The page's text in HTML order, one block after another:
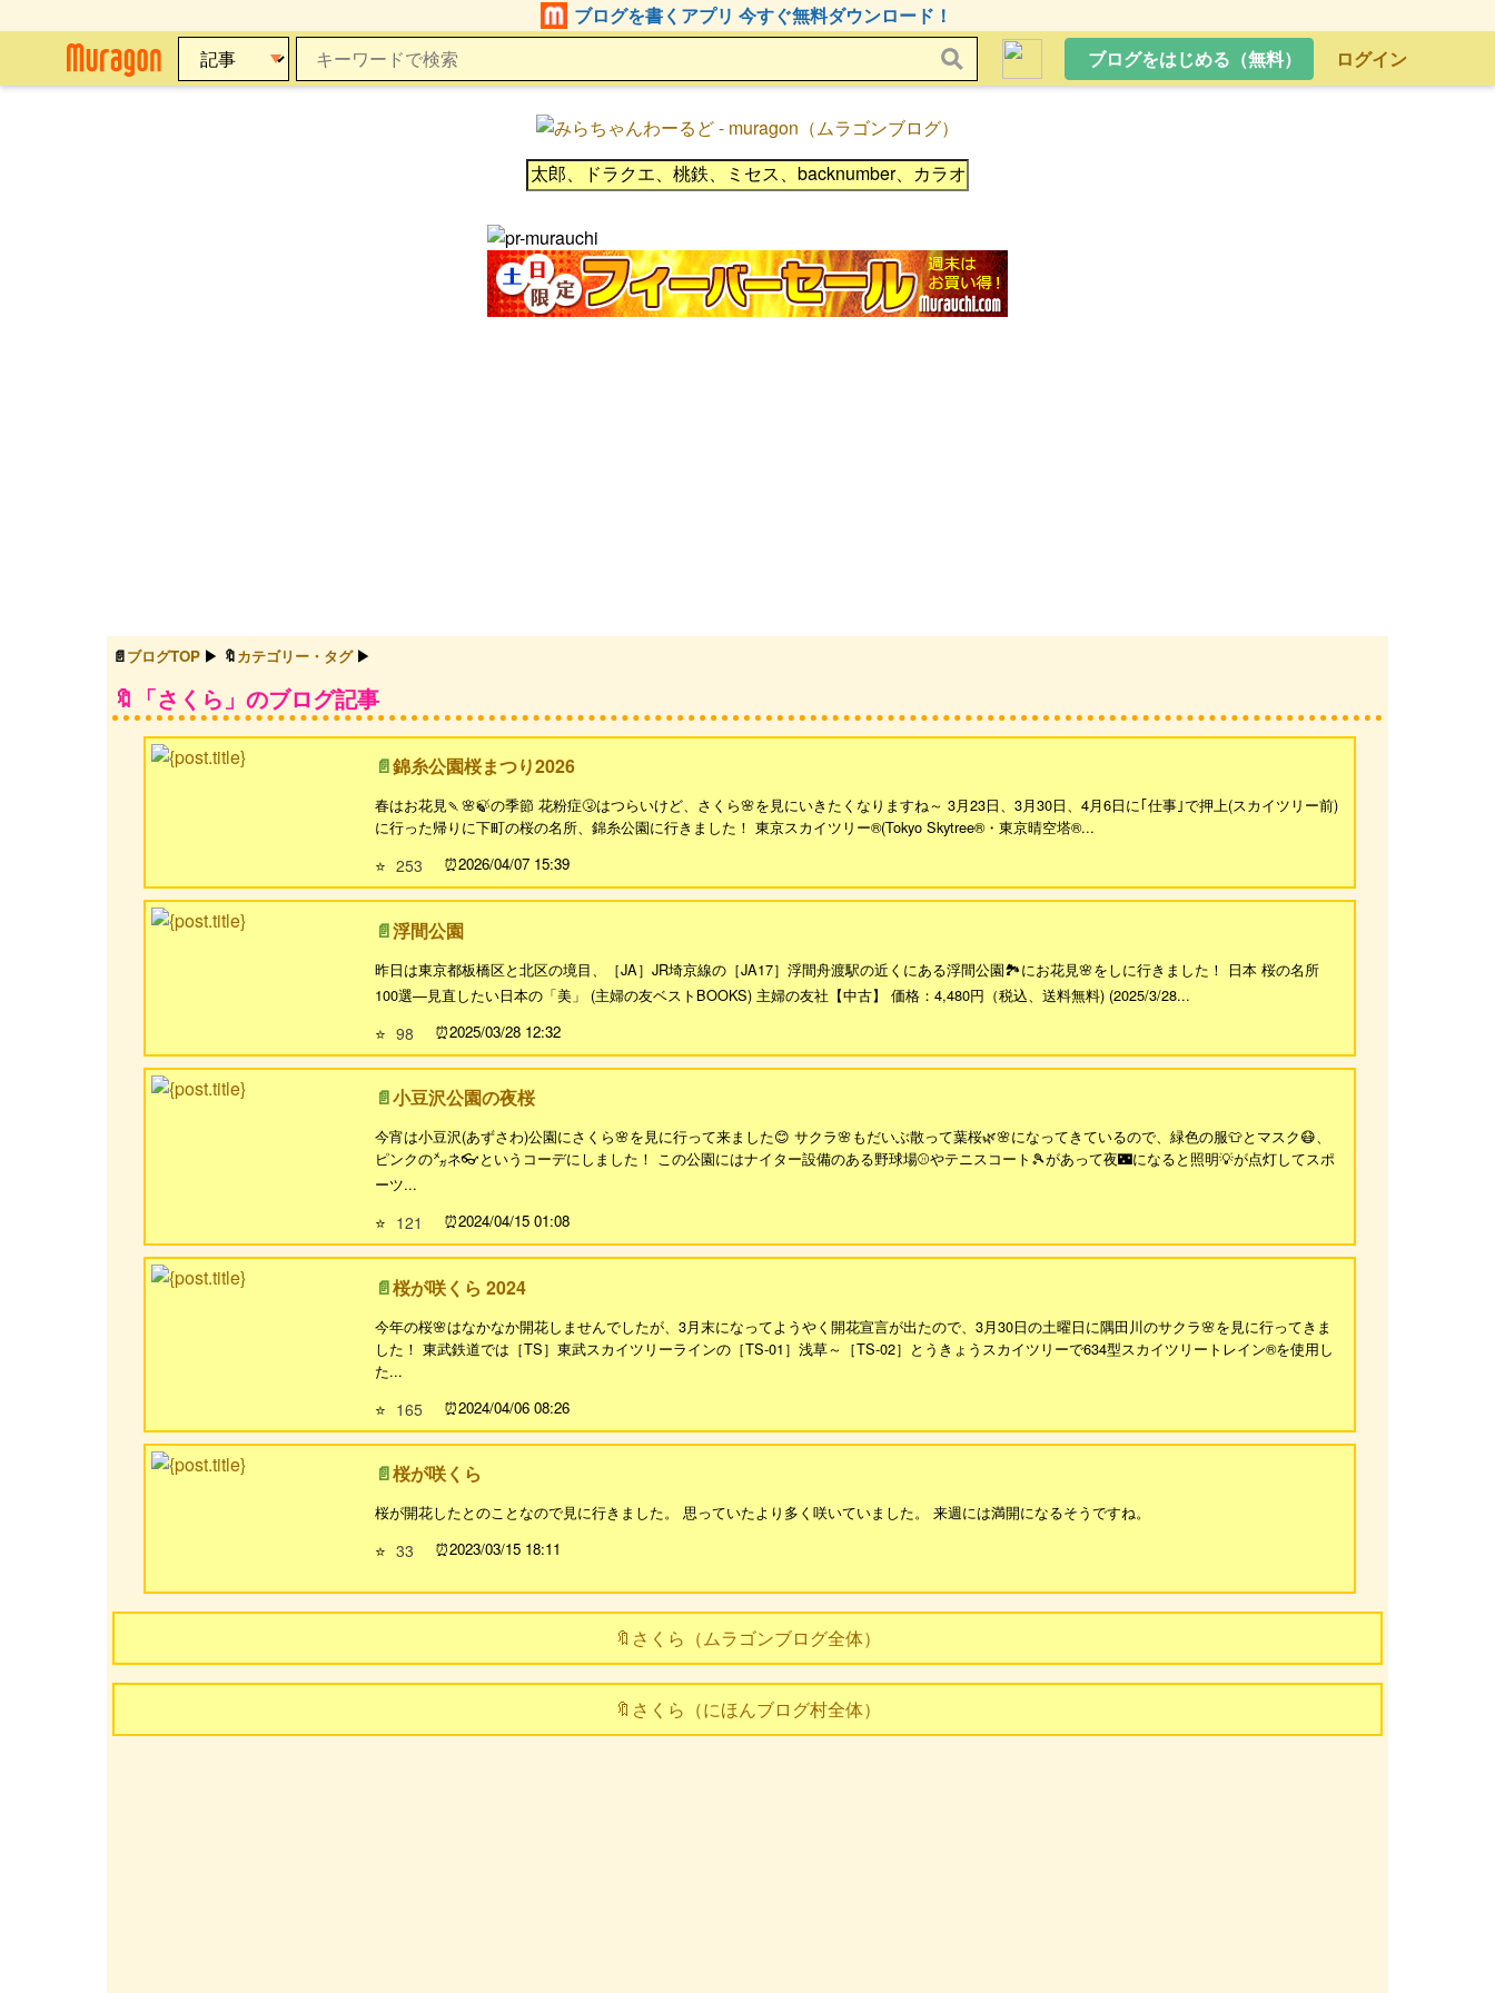
ブログを書くアプリ 今すぐ無料ダウンロード！
ブログをはじめる（無料）
ログイン
ブログTOP カテゴリー・タグ
「さくら」のブログ記事
錦糸公園桜まつり2026
春はお花見🍡🌸🍃の季節 花粉症🤧はつらいけど、さくら🌸を見にいきたくなりますね～ 3月23日、3月30日、4月6日に｢仕事｣で押上(スカイツリー前)
に行った帰りに下町の桜の名所、錦糸公園に行きました！ 東京スカイツリー®(Tokyo Skytree®・東京晴空塔®...
⭐ 253 2026/04/07 15:39
浮間公園
昨日は東京都板橋区と北区の境目、［JA］JR埼京線の［JA17］浮間舟渡駅の近くにある浮間公園🏞にお花見🌸をしに行きました！ 日本 桜の名所
100選—見直したい日本の「美」 (主婦の友ベストBOOKS) 主婦の友社【中古】 価格：4,480円（税込、送料無料) (2025/3/28...
⭐ 98 2025/03/28 12:32
小豆沢公園の夜桜
今宵は小豆沢(あずさわ)公園にさくら🌸を見に行って来ました😊 サクラ🌸もだいぶ散って葉桜🌿‬🌸になってきているので、緑色の服👕とマスク😷、
ピンクの㍋ネ👓というコーデにしました！ この公園にはナイター設備のある野球場⚾やテニスコート🎾があって夜🌃になると照明💡が点灯してスポ
ーツ...
⭐ 121 2024/04/15 01:08
桜が咲くら 2024
今年の桜🌸はなかなか開花しませんでしたが、3月末になってようやく開花宣言が出たので、3月30日の土曜日に隅田川のサクラ🌸を見に行ってきま
した！ 東武鉄道では［TS］東武スカイツリーラインの［TS-01］浅草～［TS-02］とうきょうスカイツリーで634型スカイツリートレイン®を使用し
た...
⭐ 165 2024/04/06 08:26
桜が咲くら
桜が開花したとのことなので見に行きました。 思っていたより多く咲いていました。 来週には満開になるそうですね。
⭐ 33 2023/03/15 18:11
🔖さくら（ムラゴンブログ全体）
🔖さくら（にほんブログ村全体）